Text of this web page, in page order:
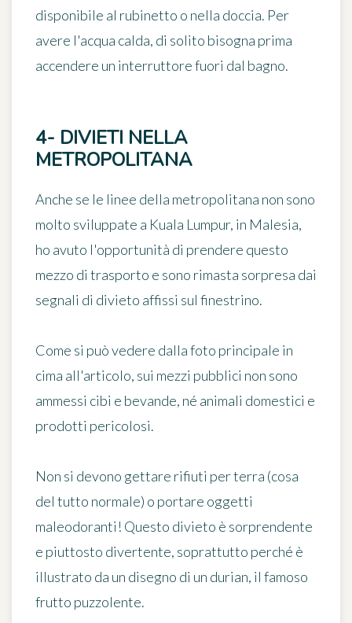
disponibile al rubinetto o nella doccia. Per
avere l'acqua calda, di solito bisogna prima
accendere un interruttore fuori dal bagno.
4- DIVIETI NELLA
METROPOLITANA
Anche se le linee della metropolitana non sono
molto sviluppate a Kuala Lumpur, in Malesia,
ho avuto l'opportunità di prendere questo
mezzo di trasporto e sono rimasta sorpresa dai
segnali di divieto affissi sul finestrino.
Come si può vedere dalla foto principale in
cima all'articolo, sui mezzi pubblici non sono
ammessi cibi e bevande, né animali domestici e
prodotti pericolosi.
Non si devono gettare rifiuti per terra (cosa
del tutto normale) o portare oggetti
maleodoranti ! Questo divieto è sorprendente
e piuttosto divertente, soprattutto perché è
illustrato da un disegno di un durian, il famoso
frutto puzzolente.